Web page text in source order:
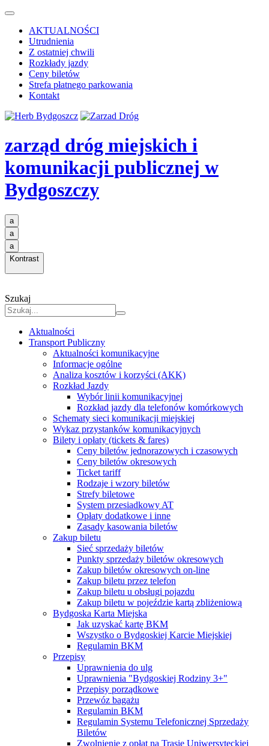
AKTUALNOŚCI
Utrudnienia
Z ostatniej chwili
Rozkłady jazdy
Ceny biletów
Strefa płatnego parkowania
Kontakt
zarząd dróg miejskich i
komunikacji publicznej w
Bydgoszczy
a
a
a
Kontrast
Szukaj
Aktualności
Transport Publiczny
Aktualności komunikacyjne
Informacje ogólne
Analiza kosztów i korzyści (AKK)
Rozkład Jazdy
Wybór linii komunikacyjnej
Rozkład jazdy dla telefonów komórkowych
Schematy sieci komunikacji miejskiej
Wykaz przystanków komunikacyjnych
Bilety i opłaty (tickets & fares)
Ceny biletów jednorazowych i czasowych
Ceny biletów okresowych
Ticket tariff
Rodzaje i wzory biletów
Strefy biletowe
System przesiadkowy AT
Opłaty dodatkowe i inne
Zasady kasowania biletów
Zakup biletu
Sieć sprzedaży biletów
Punkty sprzedaży biletów okresowych
Zakup biletów okresowych on-line
Zakup biletu przez telefon
Zakup biletu u obsługi pojazdu
Zakup biletu w pojeździe kartą zbliżeniową
Bydgoska Karta Miejska
Jak uzyskać kartę BKM
Wszystko o Bydgoskiej Karcie Miejskiej
Regulamin BKM
Przepisy
Uprawnienia do ulg
Uprawnienia "Bydgoskiej Rodziny 3+"
Przepisy porządkowe
Przewóz bagażu
Regulamin BKM
Regulamin Systemu Telefonicznej Sprzedaży
Biletów
Zwolnienie z opłat na Trasie Uniwersyteckiej